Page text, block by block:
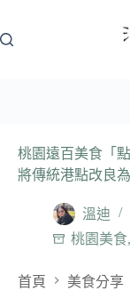
至
桃園遠百美食「
將傳統港點改良
溫迪
桃園美食,
首頁 美食分享